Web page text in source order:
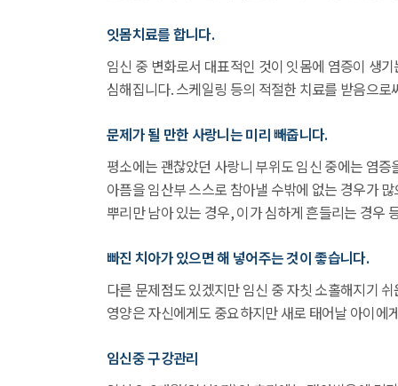
잇몸치료를 합니다.
임신 중 변화로서 대표적인 것이 잇몸에 염증이 생
심해집니다. 스케일링 등의 적절한 치료를 받음으로
문제가 될 만한 사랑니는 미리 빼줍니다.
평소에는 괜찮았던 사랑니 부위도 임신 중에는 염
아픔을 임산부 스스로 참아낼 수밖에 없는 경우가
뿌리만 남아 있는 경우, 이가 심하게 흔들리는 경우
빠진 치아가 있으면 해 넣어주는 것이 좋습니다.
다른 문제점도 있겠지만 임신 중 자칫 소홀해지기
영양은 자신에게도 중요하지만 새로 태어날 아이에
임신중 구강관리